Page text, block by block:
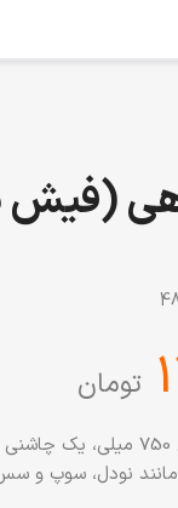
تومان
سس ماهی پاتیس 750
مانند نودل، سوپ و